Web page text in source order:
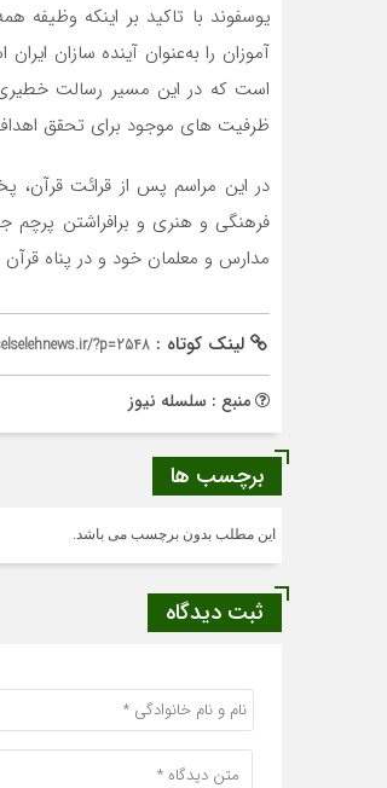
یوسفوند با تاکید بر اینکه
آموزان را به‌عنوان آینده سازان
است که در این مسیر رسالت
ظرفیت های موجود برای تحقق
در این مراسم پس از قرائت قرآن،
فرهنگی و هنری و برافراشتن پرچم
مدارس و معلمان خود و در پناه
لینک کوتاه : ?p=2548
منبع : سلسله نیوز
برچسب ها
این مطلب بدون برچسب می باشد.
ثبت دیدگاه